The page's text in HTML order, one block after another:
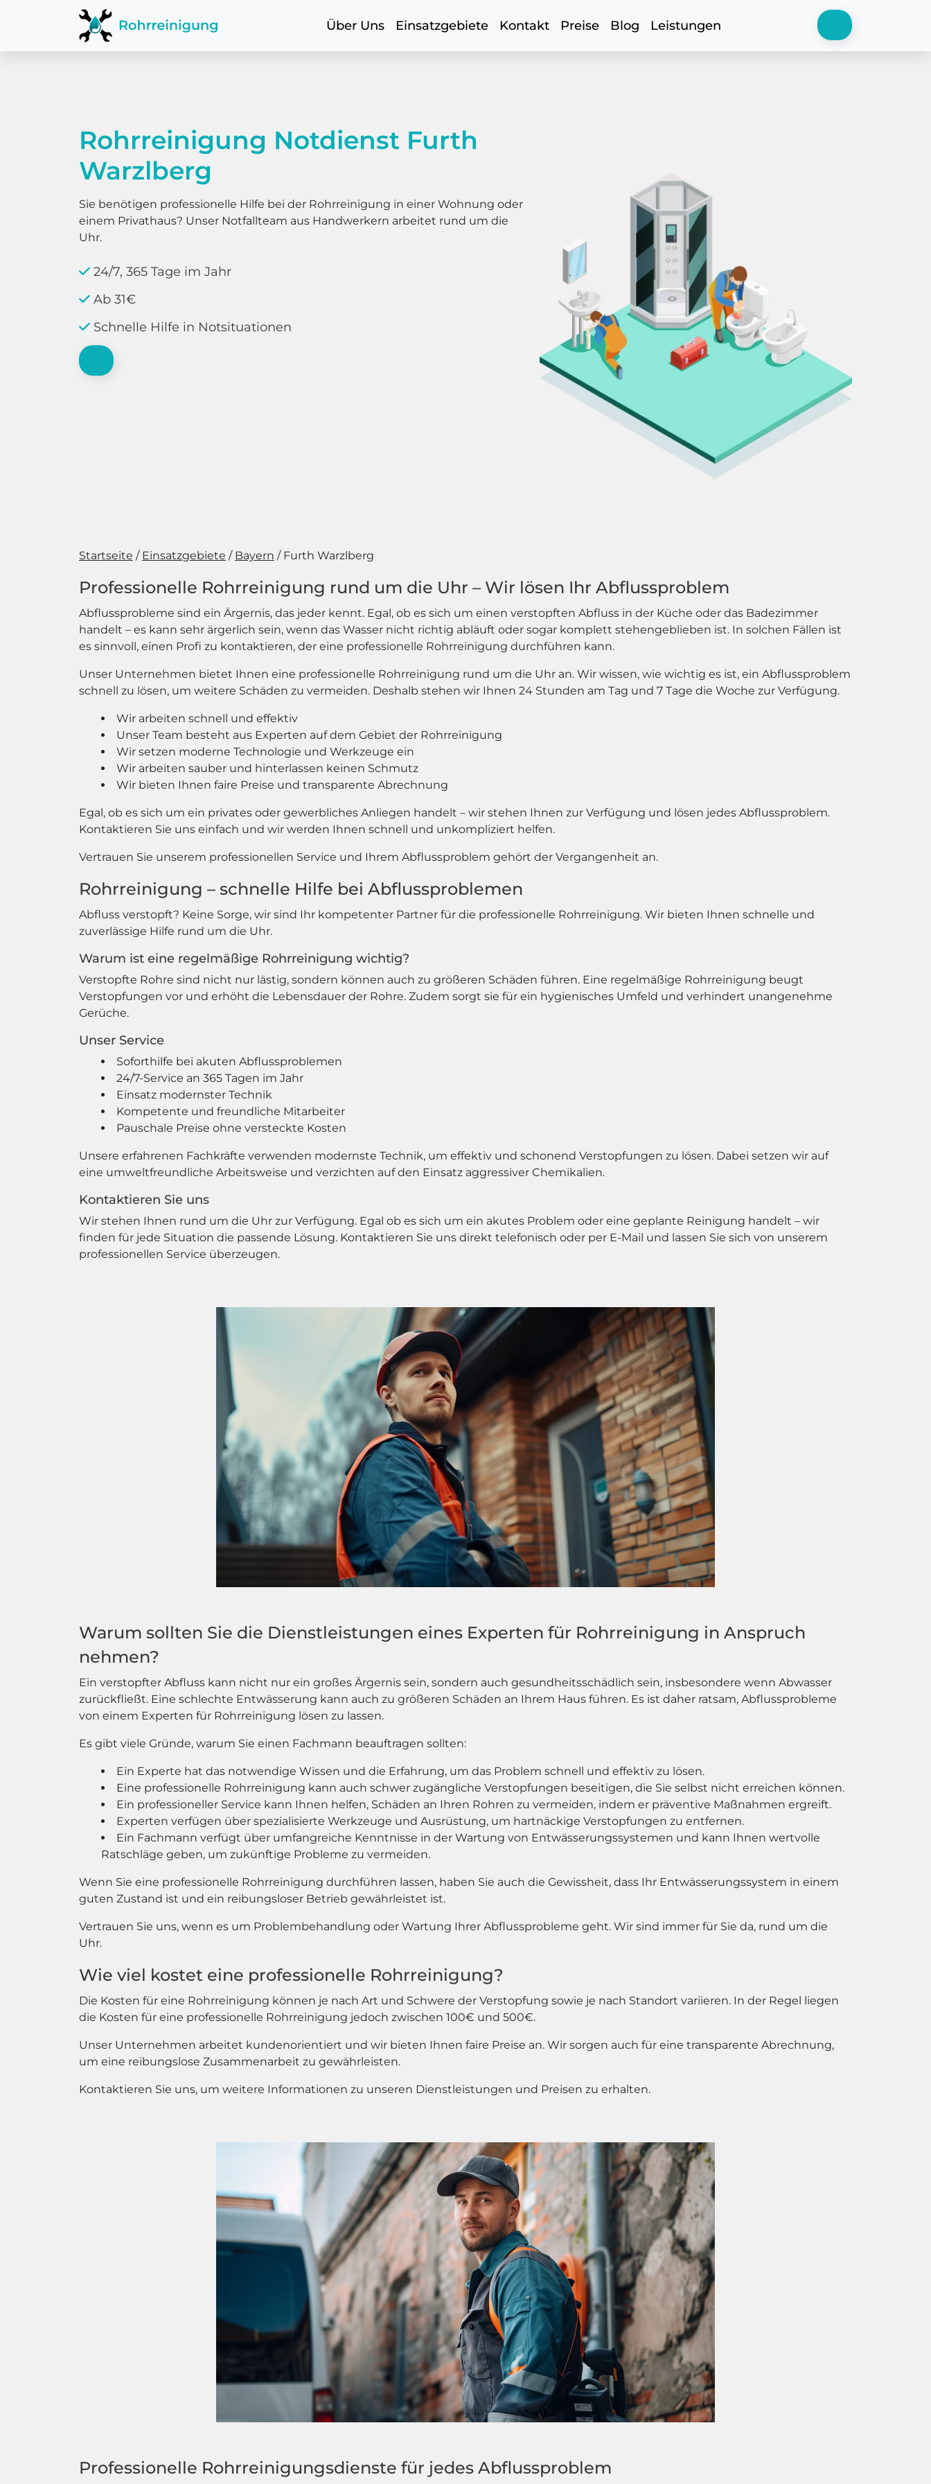
Über Uns Einsatzgebiete Kontakt Preise Blog Leistungen
Rohrreinigung Notdienst Furth
Warzlberg
Sie benötigen professionelle Hilfe bei der Rohrreinigung in einer Wohnung oder
einem Privathaus? Unser Notfallteam aus Handwerkern arbeitet rund um die
Uhr.
24/7, 365 Tage im Jahr
Ab 31€
Schnelle Hilfe in Notsituationen
Startseite Einsatzgebiete Bayern Furth Warzlberg
Professionelle Rohrreinigung rund um die Uhr – Wir lösen Ihr Abflussproblem
Abflussprobleme sind ein Ärgernis, das jeder kennt. Egal, ob es sich um einen verstopften Abfluss in der Küche oder das Badezimmer
handelt – es kann sehr ärgerlich sein, wenn das Wasser nicht richtig abläuft oder sogar komplett stehengeblieben ist. In solchen Fällen ist
es sinnvoll, einen Profi zu kontaktieren, der eine professionelle Rohrreinigung durchführen kann.
Unser Unternehmen bietet Ihnen eine professionelle Rohrreinigung rund um die Uhr an. Wir wissen, wie wichtig es ist, ein Abflussproblem
schnell zu lösen, um weitere Schäden zu vermeiden. Deshalb stehen wir Ihnen 24 Stunden am Tag und 7 Tage die Woche zur Verfügung.
Wir arbeiten schnell und effektiv
Unser Team besteht aus Experten auf dem Gebiet der Rohrreinigung
Wir setzen moderne Technologie und Werkzeuge ein
Wir arbeiten sauber und hinterlassen keinen Schmutz
Wir bieten Ihnen faire Preise und transparente Abrechnung
Egal, ob es sich um ein privates oder gewerbliches Anliegen handelt – wir stehen Ihnen zur Verfügung und lösen jedes Abflussproblem.
Kontaktieren Sie uns einfach und wir werden Ihnen schnell und unkompliziert helfen.
Vertrauen Sie unserem professionellen Service und Ihrem Abflussproblem gehört der Vergangenheit an.
Rohrreinigung – schnelle Hilfe bei Abflussproblemen
Abfluss verstopft? Keine Sorge, wir sind Ihr kompetenter Partner für die professionelle Rohrreinigung. Wir bieten Ihnen schnelle und
zuverlässige Hilfe rund um die Uhr.
Warum ist eine regelmäßige Rohrreinigung wichtig?
Verstopfte Rohre sind nicht nur lästig, sondern können auch zu größeren Schäden führen. Eine regelmäßige Rohrreinigung beugt
Verstopfungen vor und erhöht die Lebensdauer der Rohre. Zudem sorgt sie für ein hygienisches Umfeld und verhindert unangenehme
Gerüche.
Unser Service
Soforthilfe bei akuten Abflussproblemen
24/7-Service an 365 Tagen im Jahr
Einsatz modernster Technik
Kompetente und freundliche Mitarbeiter
Pauschale Preise ohne versteckte Kosten
Unsere erfahrenen Fachkräfte verwenden modernste Technik, um effektiv und schonend Verstopfungen zu lösen. Dabei setzen wir auf
eine umweltfreundliche Arbeitsweise und verzichten auf den Einsatz aggressiver Chemikalien.
Kontaktieren Sie uns
Wir stehen Ihnen rund um die Uhr zur Verfügung. Egal ob es sich um ein akutes Problem oder eine geplante Reinigung handelt – wir
finden für jede Situation die passende Lösung. Kontaktieren Sie uns direkt telefonisch oder per E-Mail und lassen Sie sich von unserem
professionellen Service überzeugen.
Warum sollten Sie die Dienstleistungen eines Experten für Rohrreinigung in Anspruch
nehmen?
Ein verstopfter Abfluss kann nicht nur ein großes Ärgernis sein, sondern auch gesundheitsschädlich sein, insbesondere wenn Abwasser
zurückfließt. Eine schlechte Entwässerung kann auch zu größeren Schäden an Ihrem Haus führen. Es ist daher ratsam, Abflussprobleme
von einem Experten für Rohrreinigung lösen zu lassen.
Es gibt viele Gründe, warum Sie einen Fachmann beauftragen sollten:
Ein Experte hat das notwendige Wissen und die Erfahrung, um das Problem schnell und effektiv zu lösen.
Eine professionelle Rohrreinigung kann auch schwer zugängliche Verstopfungen beseitigen, die Sie selbst nicht erreichen können.
Ein professioneller Service kann Ihnen helfen, Schäden an Ihren Rohren zu vermeiden, indem er präventive Maßnahmen ergreift.
Experten verfügen über spezialisierte Werkzeuge und Ausrüstung, um hartnäckige Verstopfungen zu entfernen.
Ein Fachmann verfügt über umfangreiche Kenntnisse in der Wartung von Entwässerungssystemen und kann Ihnen wertvolle
Ratschläge geben, um zukünftige Probleme zu vermeiden.
Wenn Sie eine professionelle Rohrreinigung durchführen lassen, haben Sie auch die Gewissheit, dass Ihr Entwässerungssystem in einem
guten Zustand ist und ein reibungsloser Betrieb gewährleistet ist.
Vertrauen Sie uns, wenn es um Problembehandlung oder Wartung Ihrer Abflussprobleme geht. Wir sind immer für Sie da, rund um die
Uhr.
Wie viel kostet eine professionelle Rohrreinigung?
Die Kosten für eine Rohrreinigung können je nach Art und Schwere der Verstopfung sowie je nach Standort variieren. In der Regel liegen
die Kosten für eine professionelle Rohrreinigung jedoch zwischen 100€ und 500€.
Unser Unternehmen arbeitet kundenorientiert und wir bieten Ihnen faire Preise an. Wir sorgen auch für eine transparente Abrechnung,
um eine reibungslose Zusammenarbeit zu gewährleisten.
Kontaktieren Sie uns, um weitere Informationen zu unseren Dienstleistungen und Preisen zu erhalten.
Professionelle Rohrreinigungsdienste für jedes Abflussproblem